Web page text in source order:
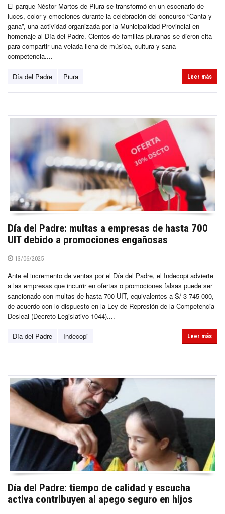
El parque Néstor Martos de Piura se transformó en un escenario de
luces, color y emociones durante la celebración del concurso “Canta y
gana”, una actividad organizada por la Municipalidad Provincial en
homenaje al Día del Padre. Cientos de familias piuranas se dieron cita
para compartir una velada llena de música, cultura y sana
competencia....
Día del Padre Piura Leer más
Día del Padre: multas a empresas de hasta 700
UIT debido a promociones engañosas
13/06/2025
Ante el incremento de ventas por el Día del Padre, el Indecopi advierte
a las empresas que incurrir en ofertas o promociones falsas puede ser
sancionado con multas de hasta 700 UIT, equivalentes a S/ 3 745 000,
de acuerdo con lo dispuesto en la Ley de Represión de la Competencia
Desleal (Decreto Legislativo 1044)....
Día del Padre Indecopi Leer más
Día del Padre: tiempo de calidad y escucha
activa contribuyen al apego seguro en hijos